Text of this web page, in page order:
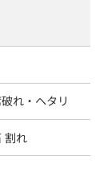
れ・ヘタリ
割れ